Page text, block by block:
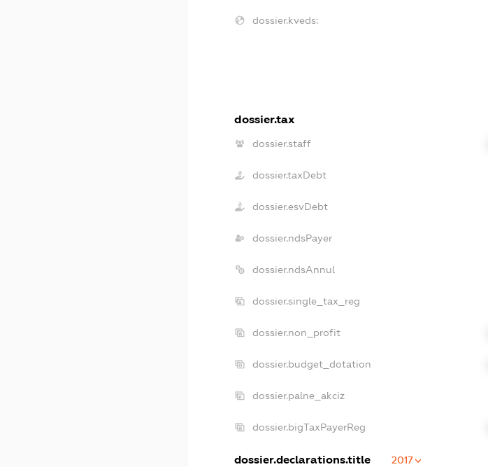
dossier.kveds:
dossier.tax
dossier.staff
dossier.taxDebt
dossier.esvDebt
dossier.ndsPayer
dossier.ndsAnnul
dossier.single_tax_reg
dossier.non_profit
dossier.budget_dotation
dossier.palne_akciz
dossier.bigTaxPayerReg
dossier.declarations.title 2017